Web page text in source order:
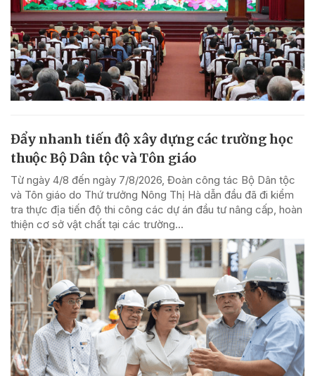
Đẩy nhanh tiến độ xây dựng các trường học
thuộc Bộ Dân tộc và Tôn giáo
Từ ngày 4/8 đến ngày 7/8/2026, Đoàn công tác Bộ Dân tộc
và Tôn giáo do Thứ trưởng Nông Thị Hà dẫn đầu đã đi kiểm
tra thực địa tiến độ thi công các dự án đầu tư nâng cấp, hoàn
thiện cơ sở vật chất tại các trường...